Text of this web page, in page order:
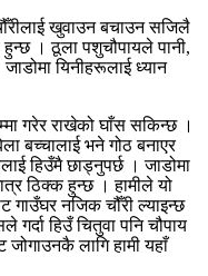
खुवाउन बचाउन सजिलै
। ठूला पशुचौपायले पानी,
यिनीहरूलाई ध्यान
गरेर राखेको घाँस सकिन्छ ।
बच्चालाई भने गोठ बनाएर
हिउँमै छाड्नुपर्छ । जाडोमा
ठिक्क हुन्छ । हामीले यो
नजिक चौँरी ल्याइन्छ
हिउँ चितुवा पनि चौपाय
लागि हामी यहाँ